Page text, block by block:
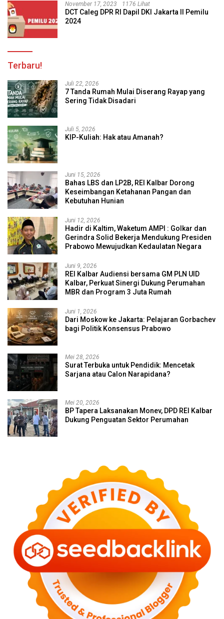
November 17, 2023 1176 Lihat
DCT Caleg DPR RI Dapil DKI Jakarta II Pemilu
2024
Terbaru!
Juli 22, 2026
7 Tanda Rumah Mulai Diserang Rayap yang
Sering Tidak Disadari
Juli 5, 2026
KIP-Kuliah: Hak atau Amanah?
Juni 15, 2026
Bahas LBS dan LP2B, REI Kalbar Dorong
Keseimbangan Ketahanan Pangan dan
Kebutuhan Hunian
Juni 12, 2026
Hadir di Kaltim, Waketum AMPI : Golkar dan
Gerindra Solid Bekerja Mendukung Presiden
Prabowo Mewujudkan Kedaulatan Negara
Juni 9, 2026
REI Kalbar Audiensi bersama GM PLN UID
Kalbar, Perkuat Sinergi Dukung Perumahan
MBR dan Program 3 Juta Rumah
Juni 1, 2026
Dari Moskow ke Jakarta: Pelajaran Gorbachev
bagi Politik Konsensus Prabowo
Mei 28, 2026
Surat Terbuka untuk Pendidik: Mencetak
Sarjana atau Calon Narapidana?
Mei 20, 2026
BP Tapera Laksanakan Monev, DPD REI Kalbar
Dukung Penguatan Sektor Perumahan